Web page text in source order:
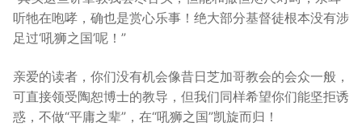
听牠在咆哮，确也是赏心乐事！绝大部分基督徒根本没有涉
足过‘吼狮之国’呢！”
亲爱的读者，你们没有机会像昔日芝加哥教会的会众一般，
可直接领受陶恕博士的教导，但我们同样希望你们能坚拒诱
惑，不做“平庸之辈”，在“吼狮之国”凯旋而归！